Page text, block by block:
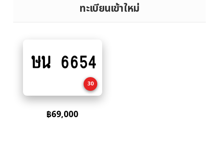
ทะเบียนเข้าใหม่
to
ษน 6654
30
฿69,000